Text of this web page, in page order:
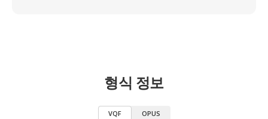
형식 정보
VQF OPUS